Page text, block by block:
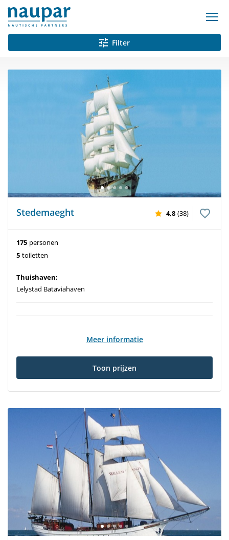
Filter
Stedemaeght 4,8 (38)
175 personen
5 toiletten
Thuishaven:
Lelystad Bataviahaven
Meer informatie
Toon prijzen